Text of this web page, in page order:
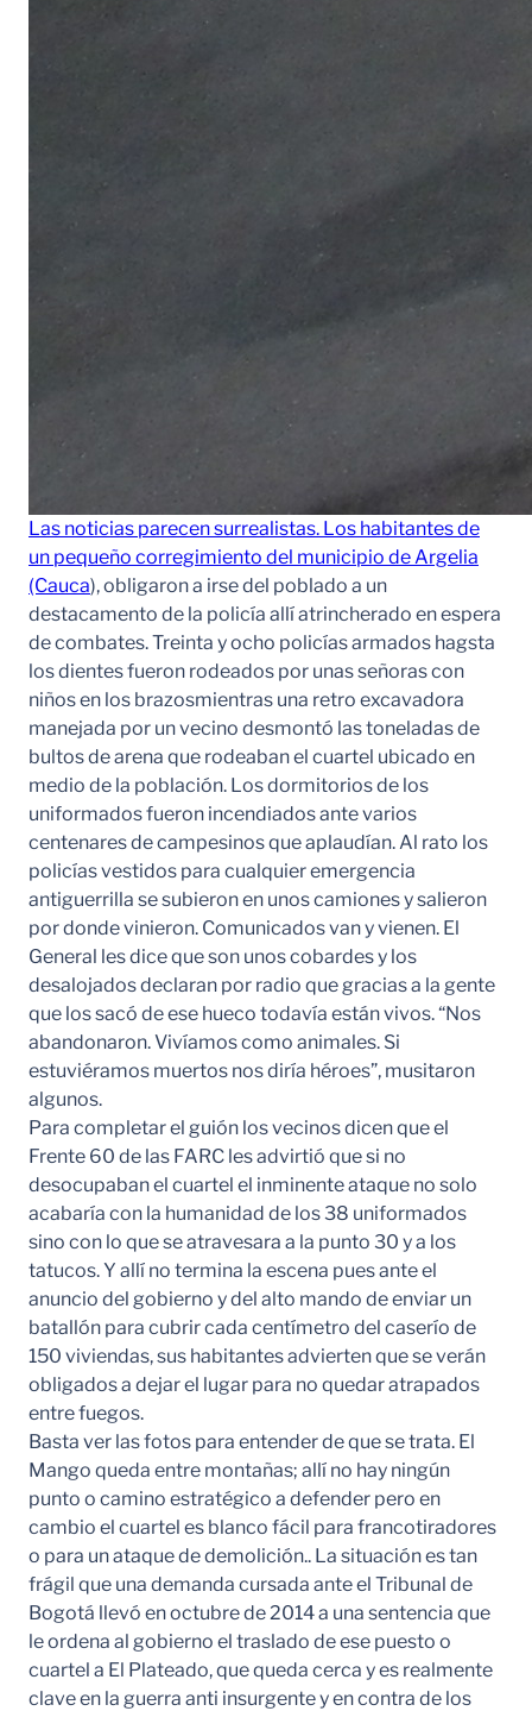
Las noticias parecen surrealistas. Los habitantes de
un pequeño corregimiento del municipio de Argelia
(Cauca), obligaron a irse del poblado a un
destacamento de la policía allí atrincherado en espera
de combates. Treinta y ocho policías armados hagsta
los dientes fueron rodeados por unas señoras con
niños en los brazosmientras una retro excavadora
manejada por un vecino desmontó las toneladas de
bultos de arena que rodeaban el cuartel ubicado en
medio de la población. Los dormitorios de los
uniformados fueron incendiados ante varios
centenares de campesinos que aplaudían. Al rato los
policías vestidos para cualquier emergencia
antiguerrilla se subieron en unos camiones y salieron
por donde vinieron. Comunicados van y vienen. El
General les dice que son unos cobardes y los
desalojados declaran por radio que gracias a la gente
que los sacó de ese hueco todavía están vivos. “Nos
abandonaron. Vivíamos como animales. Si
estuviéramos muertos nos diría héroes”, musitaron
algunos.
Para completar el guión los vecinos dicen que el
Frente 60 de las FARC les advirtió que si no
desocupaban el cuartel el inminente ataque no solo
acabaría con la humanidad de los 38 uniformados
sino con lo que se atravesara a la punto 30 y a los
tatucos. Y allí no termina la escena pues ante el
anuncio del gobierno y del alto mando de enviar un
batallón para cubrir cada centímetro del caserío de
150 viviendas, sus habitantes advierten que se verán
obligados a dejar el lugar para no quedar atrapados
entre fuegos.
Basta ver las fotos para entender de que se trata. El
Mango queda entre montañas; allí no hay ningún
punto o camino estratégico a defender pero en
cambio el cuartel es blanco fácil para francotiradores
o para un ataque de demolición.. La situación es tan
frágil que una demanda cursada ante el Tribunal de
Bogotá llevó en octubre de 2014 a una sentencia que
le ordena al gobierno el traslado de ese puesto o
cuartel a El Plateado, que queda cerca y es realmente
clave en la guerra anti insurgente y en contra de los